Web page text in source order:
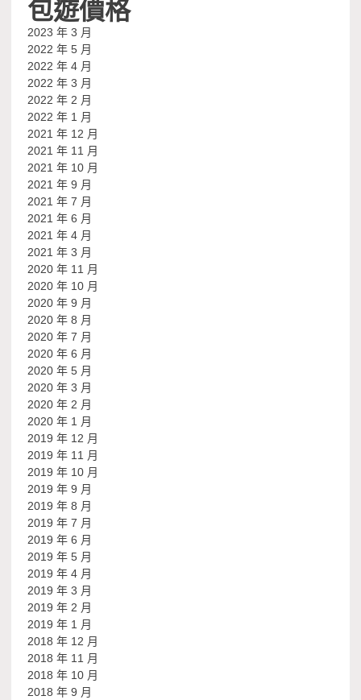
包遊價格
2023 年 3 月
2022 年 5 月
2022 年 4 月
2022 年 3 月
2022 年 2 月
2022 年 1 月
2021 年 12 月
2021 年 11 月
2021 年 10 月
2021 年 9 月
2021 年 7 月
2021 年 6 月
2021 年 4 月
2021 年 3 月
2020 年 11 月
2020 年 10 月
2020 年 9 月
2020 年 8 月
2020 年 7 月
2020 年 6 月
2020 年 5 月
2020 年 3 月
2020 年 2 月
2020 年 1 月
2019 年 12 月
2019 年 11 月
2019 年 10 月
2019 年 9 月
2019 年 8 月
2019 年 7 月
2019 年 6 月
2019 年 5 月
2019 年 4 月
2019 年 3 月
2019 年 2 月
2019 年 1 月
2018 年 12 月
2018 年 11 月
2018 年 10 月
2018 年 9 月